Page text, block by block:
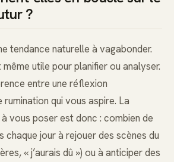
?
tendance naturelle à vagabonder.
même utile pour planifier ou analyser.
entre une réflexion
qui vous aspire. La
vous poser est donc : combien de
chaque jour à rejouer des scènes du
« j’aurais dû ») ou à anticiper des